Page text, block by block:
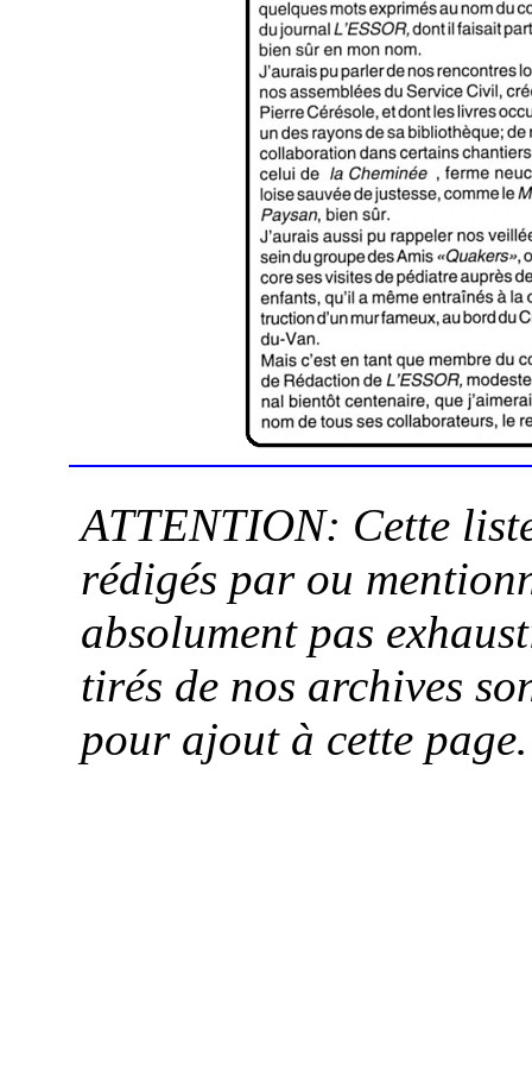
ATTENTION: Cette
rédigés par ou
absolument pas
tirés de nos archives
pour ajout à cette